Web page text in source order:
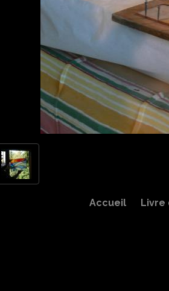
Accueil Livre